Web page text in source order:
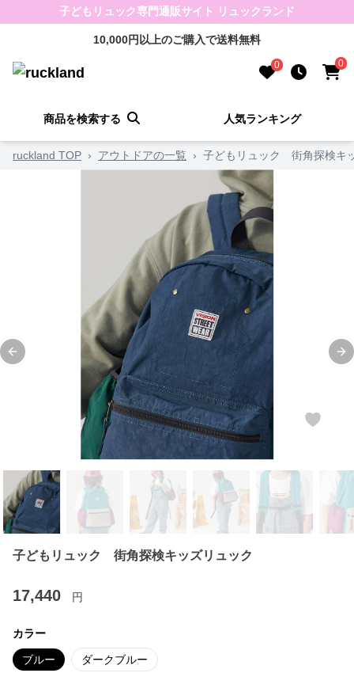
子どもリュック専門通販サイト リュックランド
10,000円以上のご購入で送料無料
0 0
商品を検索する 人気ランキング
ruckland TOP › アウトドアの一覧 › 子どもリュック 街角探検キ
Previous slide
子どもリュック 街角探検キッズリュック
17,440 円
カラー
ブルー ダークブルー